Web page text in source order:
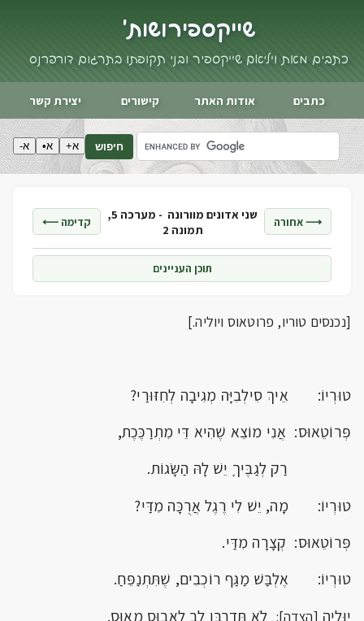
שייקספיר ושות'
כתבים מאת ויליאם שייקספיר ובני תקופתו בתרגום דורי פרנס
כתבים אודות האתר קישורים יצירת קשר
חיפוש א+ א• א-
⟶ אחורה שני אדונים מוורונה -
מערכה 5,
תמונה 2
קדימה ⟵
תוכן העניינים
[נכנסים טוריו, פרוטאוס ויוליה.]
טוּרְיוֹ: אֵיךְ סִילְבִיָּה מְגִיבָה לְחִזּוּרַי?
פְּרוֹטֵאוּס: אֲנִי מוֹצֵא שֶׁהִיא דֵּי מִתְרַכֶּכֶת,
רַק לְגַבֶּיך יֵשׁ לָהּ הַשָּׂגוֹת.
טוּרְיוֹ: מָה, יֵשׁ לִי רֶגֶל אֲרֻכָּה מִדַּי?
פְּרוֹטֵאוּס: קְצָרָה מִדַּי.
טוּרְיוֹ: אֶלְבַּשׁ מַגַּף רוֹכְבִים, שֶׁתִּתְנַפֵּחַ.
יוּלְיָה [הצִדה]: לֹא תְּדַרְבֵּן לֵב לְאֵבוּס מָאוּס.